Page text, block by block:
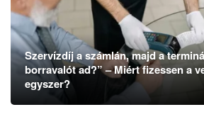
Szervízdíj a számlán, majd a
borravalót ad?” – Miért fizessen a
egyszer?